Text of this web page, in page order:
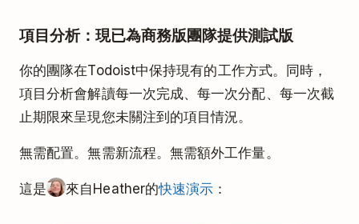
項目分析：現已為商務版團隊提供測試版
你的團隊在Todoist中保持現有的工作方式。同時，
項目分析會解讀每一次完成、每一次分配、每一次截
止期限來呈現您未關注到的項目情況。
無需配置。無需新流程。無需額外工作量。
這是 來自Heather的快速演示 ：